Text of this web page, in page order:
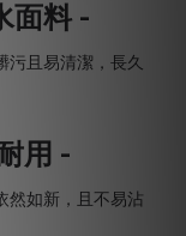
面料 -
污且易清潔，長久
用 -
然如新，且不易沾